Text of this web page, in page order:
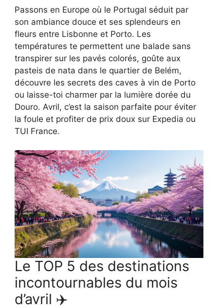
Passons en Europe où le Portugal séduit par
son ambiance douce et ses splendeurs en
fleurs entre Lisbonne et Porto. Les
températures te permettent une balade sans
transpirer sur les pavés colorés, goûte aux
pasteis de nata dans le quartier de Belém,
découvre les secrets des caves à vin de Porto
ou laisse-toi charmer par la lumière dorée du
Douro. Avril, c’est la saison parfaite pour éviter
la foule et profiter de prix doux sur Expedia ou
TUI France.
Le TOP 5 des destinations
incontournables du mois
d’avril ✈️